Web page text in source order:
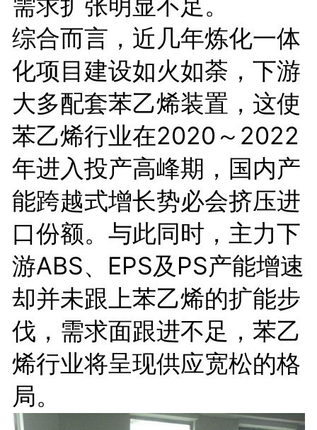
综合而言，近几年炼化一体
化项目建设如火如荼，下游
大多配套苯乙烯装置，这使
苯乙烯行业在2020～2022
年进入投产高峰期，国内产
能跨越式增长势必会挤压进
口份额。与此同时，主力下
游ABS、EPS及PS产能增速
却并未跟上苯乙烯的扩能步
伐，需求面跟进不足，苯乙
烯行业将呈现供应宽松的格
局。